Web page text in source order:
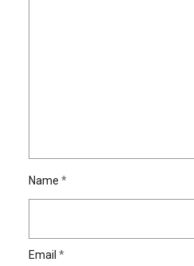
Name *
Email *